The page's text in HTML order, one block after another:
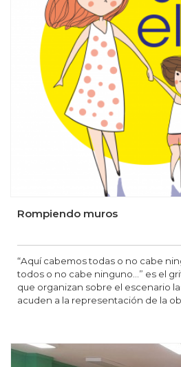
Rompiendo muros
“Aquí cabemos todas o no cabe
todos o no cabe ninguno…” es el
que organizan sobre el escenario
acuden a la representación de la